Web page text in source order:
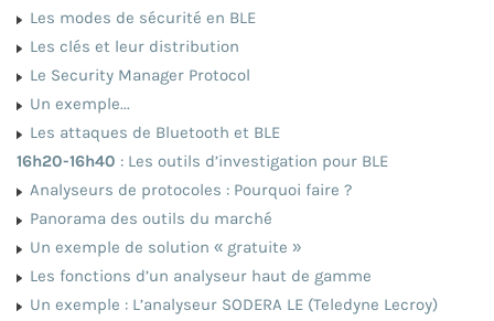
Les modes de sécurité en BLE
Les clés et leur distribution
Le Security Manager Protocol
Un exemple...
Les attaques de Bluetooth et BLE
16h20-16h40 : Les outils d’investigation pour BLE
Analyseurs de protocoles : Pourquoi faire ?
Panorama des outils du marché
Un exemple de solution « gratuite »
Les fonctions d’un analyseur haut de gamme
Un exemple : L’analyseur SODERA LE (Teledyne Lecroy)